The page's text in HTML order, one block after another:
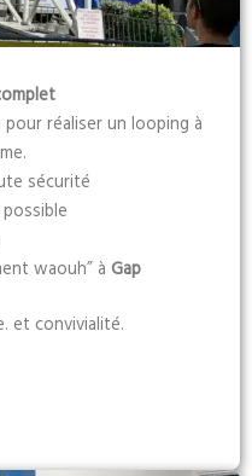
réaliser un looping à
sécurité
waouh” à Gap
et convivialité.